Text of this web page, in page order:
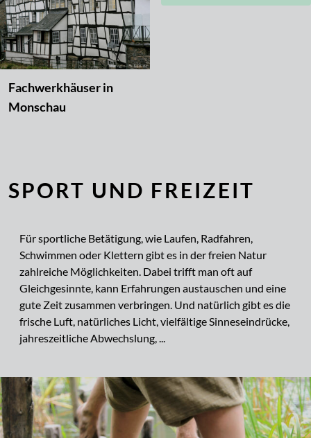
Fachwerkhäuser in
Monschau
SPORT UND FREIZEIT
Für sportliche Betätigung, wie Laufen, Radfahren,
Schwimmen oder Klettern gibt es in der freien Natur
zahlreiche Möglichkeiten. Dabei trifft man oft auf
Gleichgesinnte, kann Erfahrungen austauschen und eine
gute Zeit zusammen verbringen. Und natürlich gibt es die
frische Luft, natürliches Licht, vielfältige Sinneseindrücke,
jahreszeitliche Abwechslung, ...